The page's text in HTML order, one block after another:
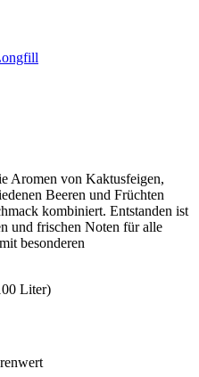
Aromen von Kaktusfeigen,
Beeren und Früchten
kombiniert. Entstanden ist
und frischen Noten für alle
besonderen
Liter)